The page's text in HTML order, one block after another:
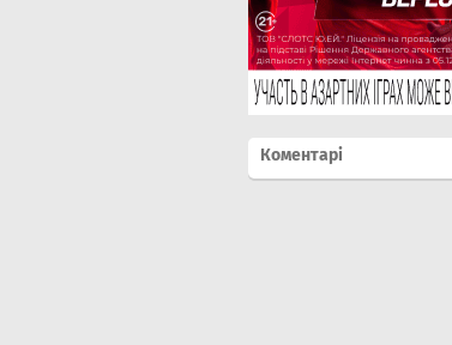
Коментарі